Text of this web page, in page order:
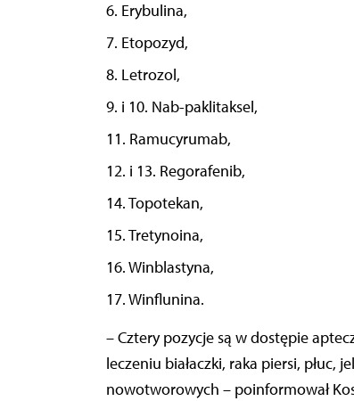
6. Erybulina,
7. Etopozyd,
8. Letrozol,
9. i 10. Nab-paklitaksel,
11. Ramucyrumab,
12. i 13. Regorafenib,
14. Topotekan,
15. Tretynoina,
16. Winblastyna,
17. Winflunina.
– Cztery pozycje są w dostępie
leczeniu białaczki, raka piersi, płuc,
nowotworowych – poinformował